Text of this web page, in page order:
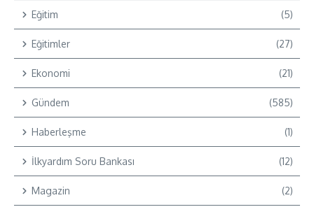
Eğitim (5)
Eğitimler (27)
Ekonomi (21)
Gündem (585)
Haberleşme (1)
İlkyardım Soru Bankası (12)
Magazin (2)